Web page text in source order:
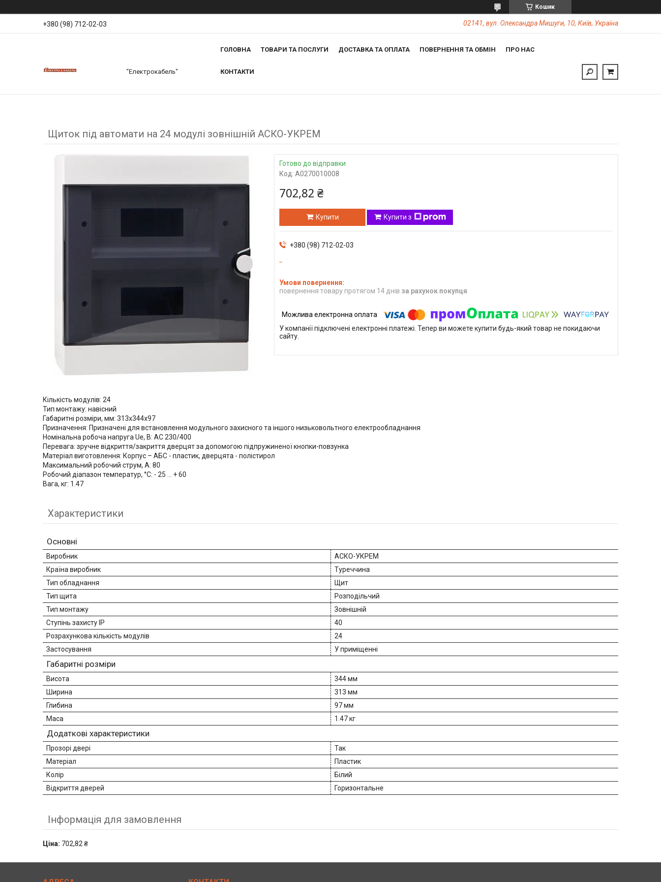
Кошик
+380 (98) 712-02-03 02141, вул. Олександра Мишуги, 10, Київ, Україна
"Електрокабель"
ГОЛОВНА ТОВАРИ ТА ПОСЛУГИ ДОСТАВКА ТА ОПЛАТА ПОВЕРНЕННЯ ТА ОБМІН ПРО НАС
КОНТАКТИ
Щиток під автомати на 24 модулі зовнішній АСКО-УКРЕМ
Готово до відправки
Код: A0270010008
702,82 ₴
Купити Купити з
+380 (98) 712-02-03
повернення товару протягом 14 днів за рахунок покупця
У компанії підключені електронні платежі. Тепер ви можете купити будь-який товар не покидаючи
сайту.
Кількість модулів: 24
Тип монтажу: навісний
Габаритні розміри, мм: 313x344x97
Призначення: Призначені для встановлення модульного захисного та іншого низьковольтного електрообладнання
Номінальна робоча напруга Ue, В: АС 230/400
Перевага: зручне відкриття/закриття дверцят за допомогою підпружиненої кнопки-повзунка
Матеріал виготовлення: Корпус – АБС - пластик, дверцята - полістирол
Максимальний робочий струм, А: 80
Робочий діапазон температур, °С: - 25 ... + 60
Вага, кг: 1.47
Характеристики
Основні
Виробник
АСКО-УКРЕМ
Країна виробник
Туреччина
Тип обладнання
Щит
Тип щита
Розподільчий
Тип монтажу
Зовнішній
Ступінь захисту IP
40
Розрахункова кількість модулів
24
Застосування
У приміщенні
Габаритні розміри
Висота
344 мм
Ширина
313 мм
Глибина
97 мм
Маса
1.47 кг
Додаткові характеристики
Прозорі двері
Так
Матеріал
Пластик
Колір
Білий
Відкриття дверей
Горизонтальне
Інформація для замовлення
Ціна: 702,82 ₴